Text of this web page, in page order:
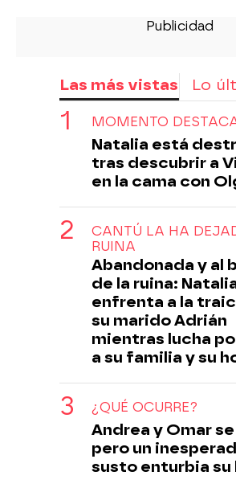
Las más vistas Lo
MOMENTO
Natalia está
tras descubrir a
en la cama con
CANTÚ LA HA
RUINA
Abandonada y al
de la ruina:
enfrenta a la
su marido Adrián
mientras lucha
a su familia y su
¿QUÉ OCURRE?
Andrea y Omar
pero un
susto enturbia su